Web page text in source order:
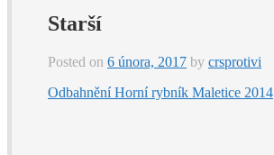
Starší
Posted on 6 února, 2017 by crsprotivi
Odbahnění Horní rybník Maletice 2014